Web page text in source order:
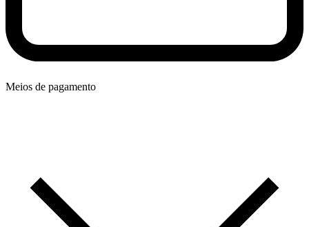
Meios de pagamento